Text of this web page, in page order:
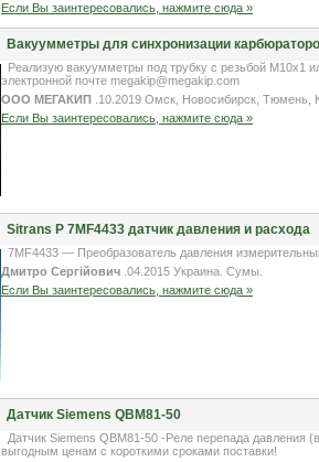
Если Вы заинтересовались, нажмите сюда »
Вакуумметры для синхронизации
Реализую вакуумметры под трубку с резьбой М10х1
электронной почте megakip@megakip.com
ООО МЕГАКИП .10.2019 Омск, Новосибирск, Тюмень,
Если Вы заинтересовались, нажмите сюда »
Sitrans P 7MF4433 датчик давления и расхода
7MF4433 — Преобразователь давления
Дмитро Сергійович .04.2015 Украина. Сумы.
Если Вы заинтересовались, нажмите сюда »
Датчик Siemens QBM81-50
Датчик Siemens QBM81-50 -Реле перепада давления
выгодным ценам с короткими сроками поставки!